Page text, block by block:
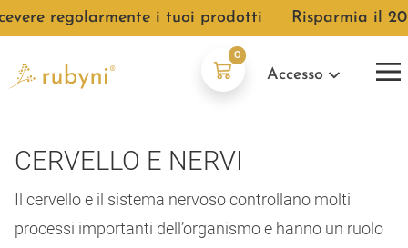
0
Accesso
regolarmente i tuoi prodotti ●Risparmia il 20%
CERVELLO E NERVI
Il cervello e il sistema nervoso controllano molti
processi importanti dell’organismo e hanno un ruolo